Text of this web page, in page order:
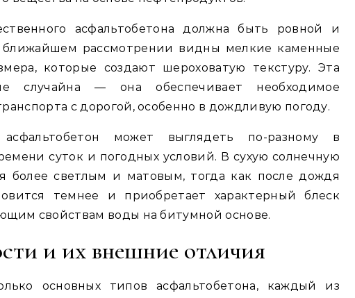
асфальтобетона должна быть ровной и
рассмотрении видны мелкие каменные
которые создают шероховатую текстуру. Эта
случайна — она обеспечивает необходимое
с дорогой, особенно в дождливую погоду.
может выглядеть по-разному в
суток и погодных условий. В сухую солнечную
более светлым и матовым, тогда как после дождя
темнее и приобретает характерный блеск
свойствам воды на битумной основе.
и их внешние отличия
основных типов асфальтобетона, каждый из